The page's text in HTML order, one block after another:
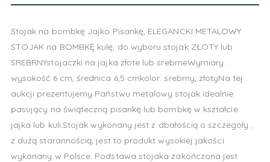
Stojak na bombkę Jajko Pisankę, ELEGANCKI METALOWY
STOJAK na BOMBKĘ kulę, do wyboru stojak ZŁOTY lub
SREBRNYstojaczki na jajka złote lub srebrneWymiary :
wysokość 6 cm, średnica 6,5 cmkolor: srebrny, złotyNa tej
aukcji prezentujemy Państwu metalowy stojak idealnie
pasujący na świąteczną pisankę lub bombkę w kształcie
jajka lub kuli.Stojak wykonany jest z dbałością o szczegóły ,
z dużą starannością, jest to produkt wysokiej jakości
wykonany w Polsce. Podstawa stojaka zakończona jest